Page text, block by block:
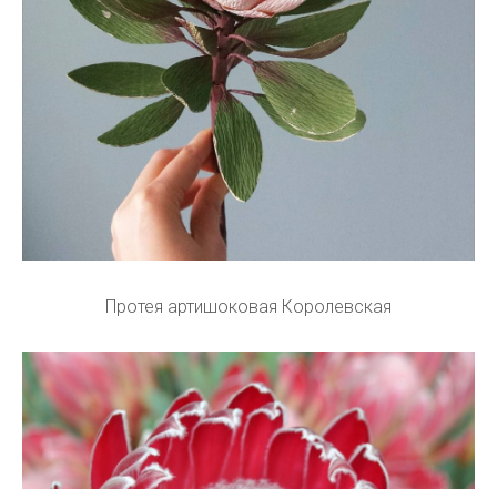
Протея артишоковая Королевская